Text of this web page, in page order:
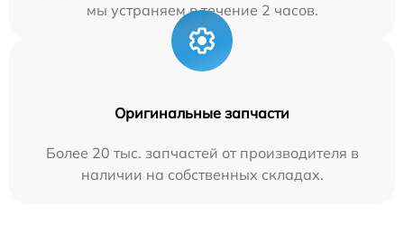
мы устраняем в течение 2 часов.
Оригинальные запчасти
Более 20 тыс. запчастей от производителя в
наличии на собственных складах.